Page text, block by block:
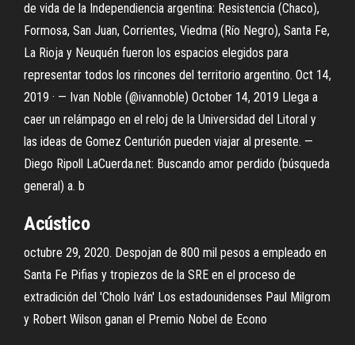
de vida de la Independiencia argentina: Resistencia (Chaco),
Formosa, San Juan, Corrientes, Viedma (Río Negro), Santa Fe,
La Rioja y Neuquén fueron los espacios elegidos para
representar todos los rincones del territorio argentino. Oct 14,
2019 · — Ivan Noble (@ivannoble) October 14, 2019 Llega a
caer un relámpago en el reloj de la Universidad del Litoral y
las ideas de Gomez Centurión pueden viajar al presente. —
Diego Ripoll LaCuerda.net: Buscando amor perdido (búsqueda
general) a. b
Acústico
octubre 29, 2020. Despojan de 800 mil pesos a empleado en
Santa Fe Pifias y tropiezos de la SRE en el proceso de
extradición del 'Cholo Iván' Los estadounidenses Paul Milgrom
y Robert Wilson ganan el Premio Nobel de Econo